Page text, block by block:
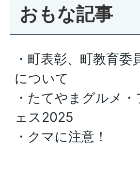
おもな記事
・町表彰、町教育委
について
・たてやまグルメ・
ェス2025
・クマに注意！